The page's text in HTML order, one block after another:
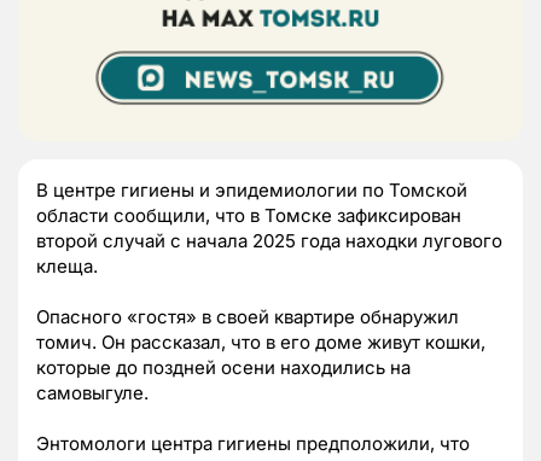
В центре гигиены и эпидемиологии по Томской
области сообщили, что в Томске зафиксирован
второй случай с начала 2025 года находки лугового
клеща.
Опасного «гостя» в своей квартире обнаружил
томич. Он рассказал, что в его доме живут кошки,
которые до поздней осени находились на
самовыгуле.
Энтомологи центра гигиены предположили, что